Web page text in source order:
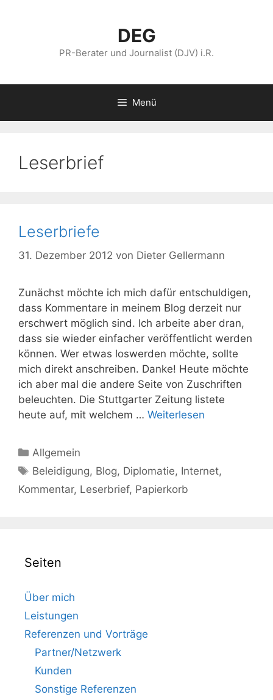
DEG
PR-Berater und Journalist (DJV) i.R.
Menü
Leserbrief
Leserbriefe
31. Dezember 2012 von Dieter Gellermann
Zunächst möchte ich mich dafür entschuldigen,
dass Kommentare in meinem Blog derzeit nur
erschwert möglich sind. Ich arbeite aber dran,
dass sie wieder einfacher veröffentlicht werden
können. Wer etwas loswerden möchte, sollte
mich direkt anschreiben. Danke! Heute möchte
ich aber mal die andere Seite von Zuschriften
beleuchten. Die Stuttgarter Zeitung listete
heute auf, mit welchem … Weiterlesen
Kategorien
Allgemein
Schlagwörter
Beleidigung, Blog, Diplomatie, Internet,
Kommentar, Leserbrief, Papierkorb
Seiten
Über mich
Leistungen
Referenzen und Vorträge
Partner/Netzwerk
Kunden
Sonstige Referenzen